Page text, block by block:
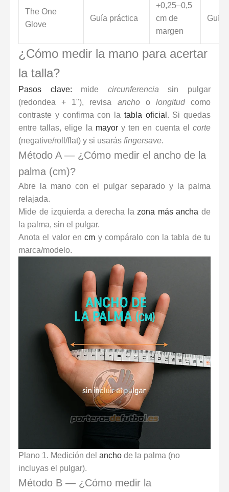
The One
Glove
Guía práctica
+0,25–0,5
cm de
margen
Guía
¿Cómo medir la mano para acertar
la talla?
Pasos clave: mide circunferencia sin pulgar
(redondea + 1"), revisa anchoo longitudcomo
contraste y confirma con la tabla oficial . Si quedas
entre tallas, elige la mayory ten en cuenta elcorte
(negative/roll/flat) y si usarás fingersave.
Método A — ¿Cómo medir el ancho de la
palma (cm)?
Abre la mano con el pulgar separado y la palma
relajada.
Mide de izquierda a derecha la zona más ancha de
la palma, sin el pulgar.
Anota el valor encm y compáralo con la tabla de tu
marca/modelo.
Plano 1. Medición del ancho de la palma (no
incluyas el pulgar).
Método B — ¿Cómo medir la